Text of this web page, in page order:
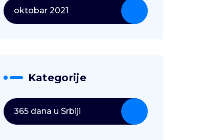
oktobar 2021
Kategorije
365 dana u Srbiji